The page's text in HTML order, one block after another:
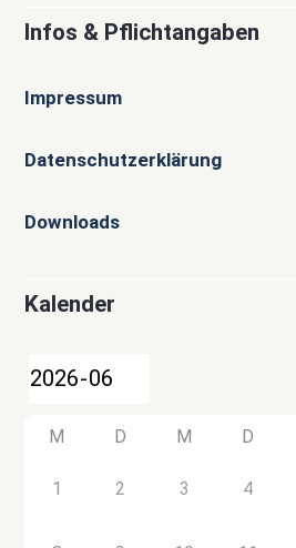
Infos & Pflichtangaben
Impressum
Datenschutzerklärung
Downloads
Kalender
M D M D
1 2 3 4